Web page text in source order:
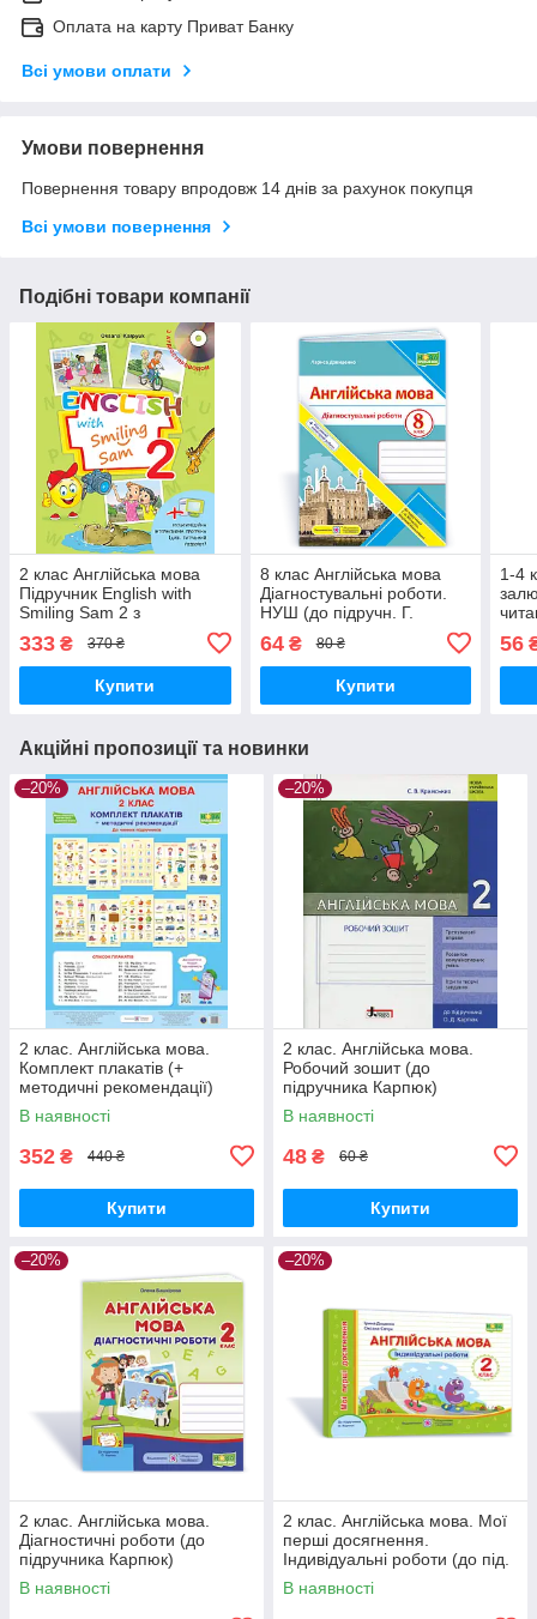
Оплата на карту Приват Банку
Всі умови оплати
Умови повернення
Повернення товару впродовж 14 днів за рахунок покупця
Всі умови повернення
Подібні товари компанії
2 клас Англійська мова
Підручник English with
Smiling Sam 2 з
аудіосупроводом Карпюк
О. Лібра Терра
333 ₴ 370 ₴
Купити
8 клас Англійська мова
Діагностувальні роботи.
НУШ (до підручн. Г.
ПіП
64₴ 80 ₴
Купити
1-4
56
Акційні пропозиції та новинки
–20%
2 клас. Англійська мова.
Комплект плакатів (+
методичні рекомендації)
Косован О. ПіП
В наявності
352 ₴ 440 ₴
Купити
–20%
2 клас. Англійська мова.
Робочий зошит (до
підручника Карпюк)
Крамських С. В. Літера
В наявності
48 ₴ 60 ₴
Купити
–20%
2 клас. Англійська мова.
Діагностичні роботи (до
підручника Карпюк)
Башкірова О. Підручники і
посібники
В наявності
–20%
2 клас. Англійська мова. Мої
перші досягнення.
Індивідуальні роботи (до під.
Карпюк) Доценко І.Євчук О.
ПіП
В наявності